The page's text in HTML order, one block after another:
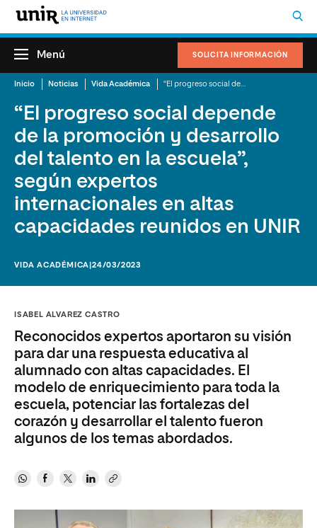
SOLICITA INFORMACIÓN
Menú
Inicio Noticias Vida Académica
“El progreso social depende
de la promoción y desarrollo
del talento en la escuela”,
según expertos
internacionales en altas
capacidades reunidos en UNIR
VIDA ACADÉMICA |24/03/2023
ISABEL ALVAREZ CASTRO
Reconocidos expertos aportaron su visión
para dar una respuesta educativa al
alumnado con altas capacidades. El
modelo de enriquecimiento para toda la
escuela, potenciar las fortalezas del
corazón y desarrollar el talento fueron
algunos de los temas abordados.